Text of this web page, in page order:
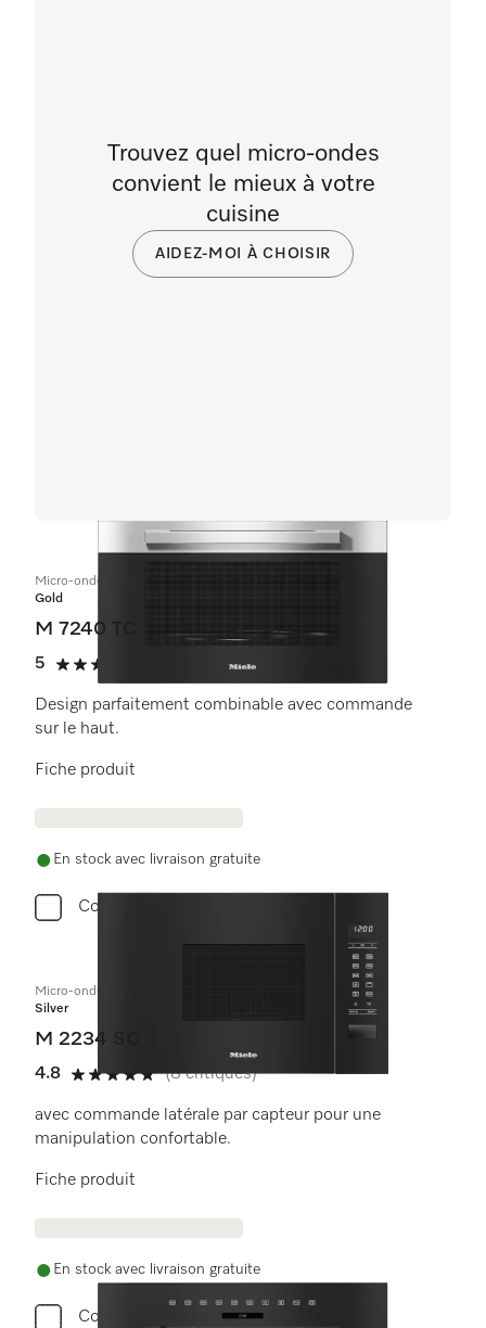
Micro-ondes encastrable
Gold
M 7240 TC
5
5 étoiles sur 5
(11 critiques)
Design parfaitement combinable avec commande
sur le haut.
Fiche produit
En stock avec livraison gratuite
Comparer
Micro-ondes encastrable
Silver
M 2234 SC
4.8
4.8 étoiles sur 5
(8 critiques)
avec commande latérale par capteur pour une
manipulation confortable.
Fiche produit
En stock avec livraison gratuite
Comparer
Trouvez quel micro-ondes
convient le mieux à votre
cuisine
AIDEZ-MOI À CHOISIR